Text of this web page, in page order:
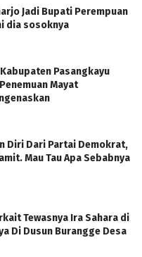
Jadi Bupati Perempuan
dia sosoknya
Pasangkayu
Mayat
Diri Dari Partai Demokrat,
Mau Tau Apa Sebabnya
Tewasnya Ira Sahara di
Di Dusun Burangge Desa